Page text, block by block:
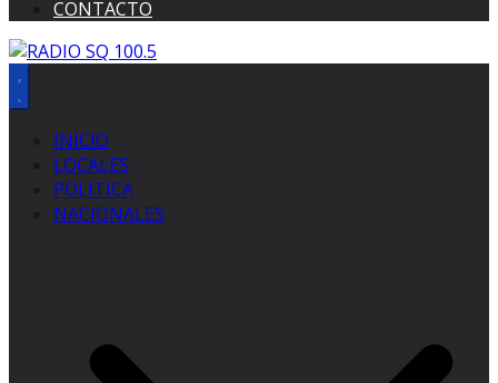
CONTACTO
INICIO
LOCALES
POLITICA
NACIONALES